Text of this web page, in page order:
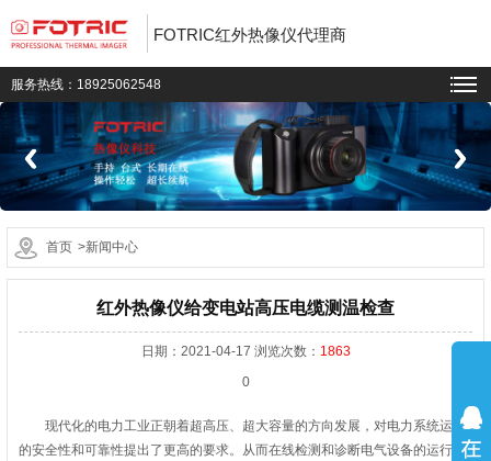
FOTRIC红外热像仪代理商
服务热线：18925062548
首页 >新闻中心
红外热像仪给变电站高压电缆测温检查
日期：2021-04-17 浏览次数： 1863
0
现代化的电力工业正朝着超高压、超大容量的方向发展，对电力系统运行
的安全性和可靠性提出了更高的要求。从而在线检测和诊断电气设备的运行状